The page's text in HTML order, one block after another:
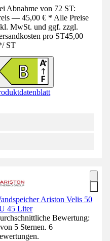
Abnahme von 72 ST:
— 45,00 € * Alle Preise
MwSt. und ggf. zzgl.
pro ST45,00
/ ST
Ariston Velis 50
45 Liter
Bewertung:
5 Sternen. 6